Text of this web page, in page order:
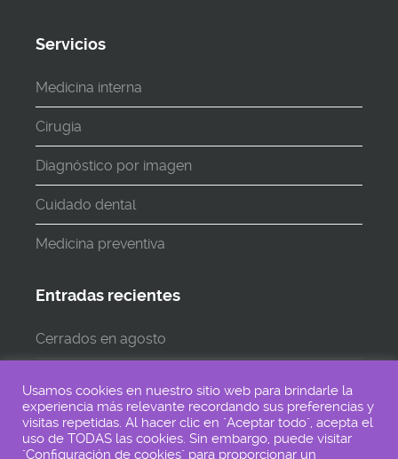
Servicios
Medicina interna
Cirugia
Diagnóstico por imagen
Cuidado dental
Medicina preventiva
Entradas recientes
Cerrados en agosto
Lunes 24 de Junio CERRADO
Usamos cookies en nuestro sitio web para brindarle la
experiencia más relevante recordando sus preferencias y
visitas repetidas. Al hacer clic en "Aceptar todo", acepta el
uso de TODAS las cookies. Sin embargo, puede visitar
"Configuración de cookies" para proporcionar un